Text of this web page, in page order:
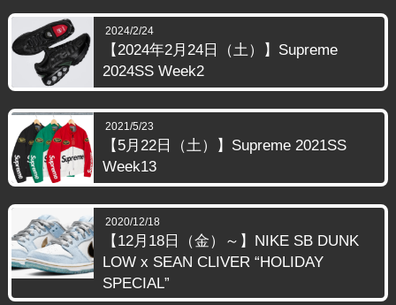
2024/2/24
【2024年2月24日（土）】Supreme
2024SS Week2
2021/5/23
【5月22日（土）】Supreme 2021SS
Week13
2020/12/18
【12月18日（金）～】NIKE SB DUNK
LOW x SEAN CLIVER “HOLIDAY
SPECIAL”